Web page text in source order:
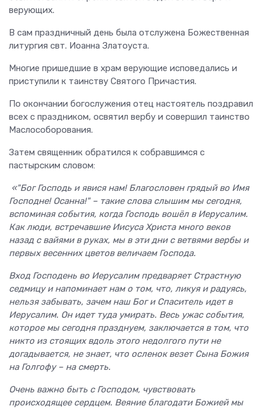
верующих.
В сам праздничный день была отслужена Божественная
литургия свт. Иоанна Златоуста.
Многие пришедшие в храм верующие исповедались и
приступили к таинству Святого Причастия.
По окончании богослужения отец настоятель поздравил
всех с праздником, освятил вербу и совершил таинство
Маслособорования.
Затем священник обратился к собравшимся с
пастырским словом:
«"Бог Господь и явися нам! Благословен грядый во Имя
Господне! Осанна!" – такие слова слышим мы сегодня,
вспоминая события, когда Господь вошёл в Иерусалим.
Как люди, встречавшие Иисуса Христа много веков
назад с вайями в руках, мы в эти дни с ветвями вербы и
первых весенних цветов величаем Господа.
Вход Господень во Иерусалим предваряет Страстную
седмицу и напоминает нам о том, что, ликуя и радуясь,
нельзя забывать, зачем наш Бог и Спаситель идет в
Иерусалим. Он идет туда умирать. Весь ужас события,
которое мы сегодня празднуем, заключается в том, что
никто из стоящих вдоль этого недолгого пути не
догадывается, не знает, что осленок везет Сына Божия
на Голгофу – на смерть.
Очень важно быть с Господом, чувствовать
происходящее сердцем. Веяние благодати Божией мы